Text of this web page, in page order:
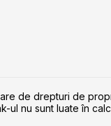
de drepturi de
ul nu sunt luate în